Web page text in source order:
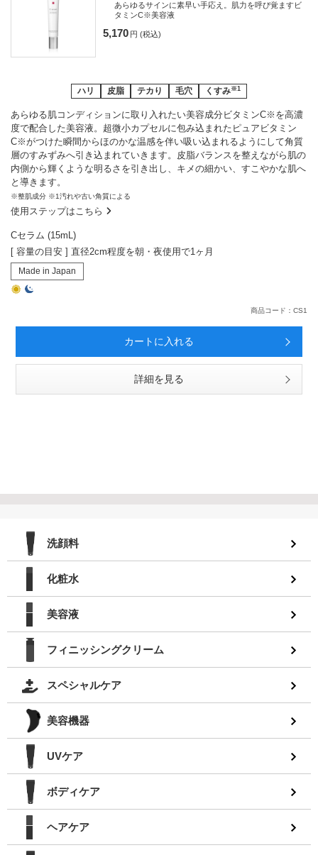
あらゆるサインに素早い手応え。肌力を呼び覚ますビ
タミンC※美容液
5,170 円 (税込)
ハリ 皮脂 テカり 毛穴 くすみ※1
あらゆる肌コンディションに取り入れたい美容成分ビタミンC※を高濃
度で配合した美容液。超微小カプセルに包み込まれたピュアビタミン
C※がつけた瞬間からほのかな温感を伴い吸い込まれるようにして角質
層のすみずみへ引き込まれていきます。皮脂バランスを整えながら肌の
内側から輝くような明るさを引き出し、キメの細かい、すこやかな肌へ
と導きます。
※整肌成分 ※1汚れや古い角質による
使用ステップはこちら
Cセラム (15mL)
[ 容量の目安 ] 直径2cm程度を朝・夜使用で1ヶ月
Made in Japan
商品コード：CS1
カートに入れる
詳細を見る
洗顔料
化粧水
美容液
フィニッシングクリーム
スペシャルケア
美容機器
UVケア
ボディケア
ヘアケア